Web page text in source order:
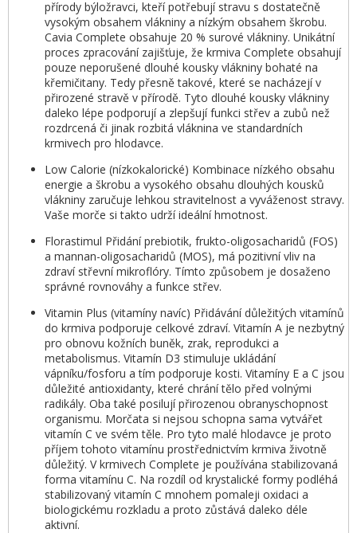
přírody býložravci, kteří potřebují stravu s dostatečně
vysokým obsahem vlákniny a nízkým obsahem škrobu.
Cavia Complete obsahuje 20 % surové vlákniny. Unikátní
proces zpracování zajišťuje, že krmiva Complete obsahují
pouze neporušené dlouhé kousky vlákniny bohaté na
křemičitany. Tedy přesně takové, které se nacházejí v
přirozené stravě v přírodě. Tyto dlouhé kousky vlákniny
daleko lépe podporují a zlepšují funkci střev a zubů než
rozdrcená či jinak rozbitá vláknina ve standardních
krmivech pro hlodavce.
Low Calorie (nízkokalorické) Kombinace nízkého obsahu
energie a škrobu a vysokého obsahu dlouhých kousků
vlákniny zaručuje lehkou stravitelnost a vyváženost stravy.
Vaše morče si takto udrží ideální hmotnost.
Florastimul Přidání prebiotik, frukto-oligosacharidů (FOS)
a mannan-oligosacharidů (MOS), má pozitivní vliv na
zdraví střevní mikroflóry. Tímto způsobem je dosaženo
správné rovnováhy a funkce střev.
Vitamin Plus (vitamíny navíc) Přidávání důležitých vitamínů
do krmiva podporuje celkové zdraví. Vitamín A je nezbytný
pro obnovu kožních buněk, zrak, reprodukci a
metabolismus. Vitamín D3 stimuluje ukládání
vápníku/fosforu a tím podporuje kosti. Vitamíny E a C jsou
důležité antioxidanty, které chrání tělo před volnými
radikály. Oba také posilují přirozenou obranyschopnost
organismu. Morčata si nejsou schopna sama vytvářet
vitamín C ve svém těle. Pro tyto malé hlodavce je proto
příjem tohoto vitamínu prostřednictvím krmiva životně
důležitý. V krmivech Complete je používána stabilizovaná
forma vitamínu C. Na rozdíl od krystalické formy podléhá
stabilizovaný vitamín C mnohem pomaleji oxidaci a
biologickému rozkladu a proto zůstává daleko déle
aktivní.